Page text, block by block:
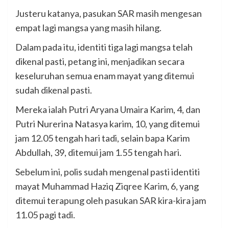
Justeru katanya, pasukan SAR masih mengesan
empat lagi mangsa yang masih hilang.
Dalam pada itu, identiti tiga lagi mangsa telah
dikenal pasti, petang ini, menjadikan secara
keseluruhan semua enam mayat yang ditemui
sudah dikenal pasti.
Mereka ialah Putri Aryana Umaira Karim, 4, dan
Putri Nurerina Natasya karim, 10, yang ditemui
jam 12.05 tengah hari tadi, selain bapa Karim
Abdullah, 39, ditemui jam 1.55 tengah hari.
Sebelum ini, polis sudah mengenal pasti identiti
mayat Muhammad Haziq Ziqree Karim, 6, yang
ditemui terapung oleh pasukan SAR kira-kira jam
11.05 pagi tadi.